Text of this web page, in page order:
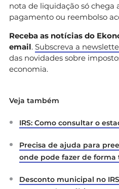
nota de liquidação só chega
pagamento ou reembolso
Receba as notícias do
email. Subscreva a
das novidades sobre
economia.
Veja também
IRS: Como consultar o
Precisa de ajuda para
onde pode fazer de
Desconto municipal no